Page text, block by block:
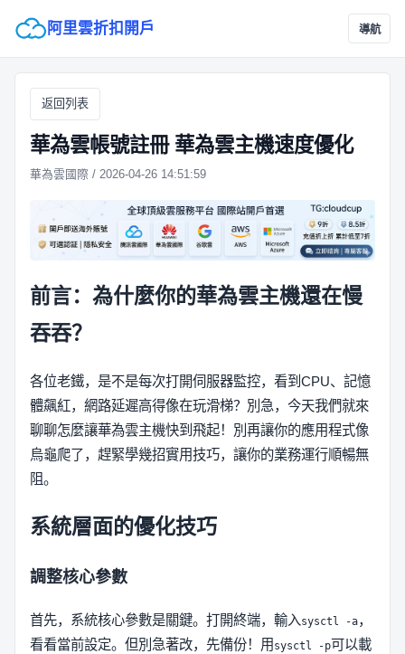
阿里雲折扣開戶 導航
返回列表
華為雲帳號註冊 華為雲主機速度優化
華為雲國際 / 2026-04-26 14:51:59
前言：為什麼你的華為雲主機還在慢
吞吞？
各位老鐵，是不是每次打開伺服器監控，看到CPU、記憶
體飆紅，網路延遲高得像在玩滑梯？別急，今天我們就來
聊聊怎麼讓華為雲主機快到飛起！別再讓你的應用程式像
烏龜爬了，趕緊學幾招實用技巧，讓你的業務運行順暢無
阻。
系統層面的優化技巧
調整核心參數
首先，系統核心參數是關鍵。打開終端，輸入sysctl -a，
看看當前設定。但別急著改，先備份！用 sysctl -p可以載